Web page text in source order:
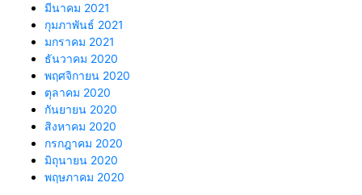
มีนาคม 2021
กุมภาพันธ์ 2021
มกราคม 2021
ธันวาคม 2020
พฤศจิกายน 2020
ตุลาคม 2020
กันยายน 2020
สิงหาคม 2020
กรกฎาคม 2020
มิถุนายน 2020
พฤษภาคม 2020